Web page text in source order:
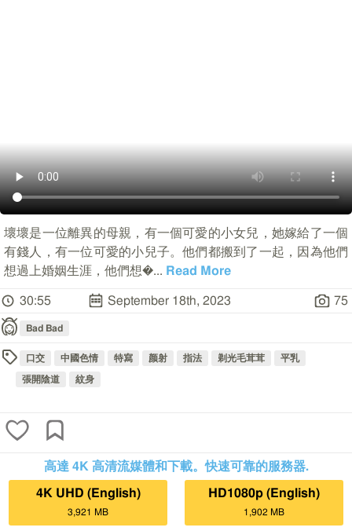
壞壞是一位離異的母親，有一個可愛的小女兒，她嫁給了一個
有錢人，有一位可愛的小兒子。他們都搬到了一起，因為他們
想過上婚姻生涯，他們想�... Read More
30:55 September 18th, 2023 75
Bad Bad
口交 中國色情 特寫 颜射 指法 剃光毛茸茸 平乳
張開陰道 紋身
高達 4K 高清流媒體和下載。快速可靠的服務器.
4K UHD (English)
3,921 MB
HD1080p (English)
1,902 MB